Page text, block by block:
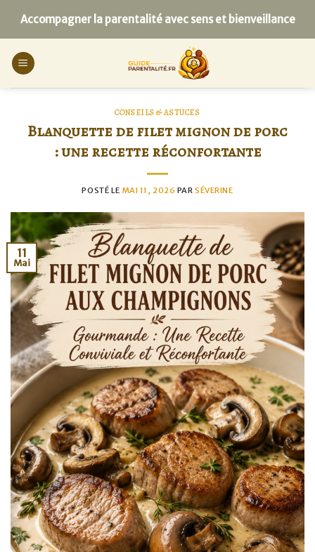
content
Accompagner la parentalité avec sens et bienveillance
CONSEILS & ASTUCES
Blanquette de filet mignon de porc
: une recette réconfortante
POSTÉ LE MAI 11, 2026 PARSÉVERINE
11
Mai